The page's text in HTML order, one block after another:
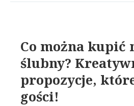
Co można kupić
ślubny?
propozycje,
gości!